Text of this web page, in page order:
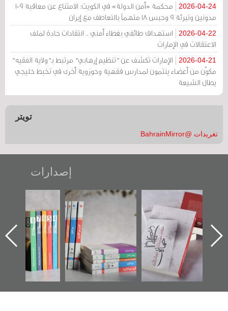
2026-04-24
محكمة «أمن الدولة» في الكويت: الامتناع عن معاقبة 109
مدونين وتبرئة 9 وحبس 18 متهماً بالتعاطف مع إيران
2026-04-22
استهداف طائفي بغطاء أمني .. انتقادات حادة لملف
الاعتقالات في الإمارات
2026-04-21
الإمارات تكشف عن "تنظيم إرهابي" مرتبط بـ"ولاية الفقيه"
مكوّن من أعضاء ينتمون لمدارس فقهية وحوزوية أخرى في تخبط خليجي
يطال الشيعة
تويتر
تغريدات @BahrainMirror
إصدارات
"حماة الباب الأخير":
الإصدار الأول عن
اعتصام الدراز
وأحداث ساحة
الفداء لمركز أوال
للدراسات والتوثيق
تصنيف موضوعي
للوثائق البريطانية
يقدمه «مركز أوال»
كتب
تصدر حصاد
الساحات 2019